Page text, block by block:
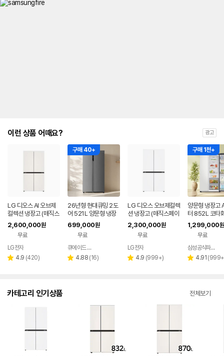
이런 상품 어때요? 광고
LG 디오스 AI 오브제
컬렉션 냉장고 (매직스
페이스) T876MEE1
H1
2,600,000원
무료
LG전자
별 4.9 리
(420)
구매 40+
26년형 현대큐밍 2도
어 521L 양문형 냉장
고 실버 가정용 사무실
QRSE52TSS3Y
699,000원
무료
큐에이드 스토어
별 4.88 리
(16)
LG 디오스 오브제컬렉
션 냉장고 (매직스페이
스) T873MHH111
2,300,000원
무료
LG전자
별 4.9 리
(999+)
구매 1천+
양문형 냉장고
터 852L 코타
1,299,000원
무료
삼성공식파트너 현성전자
별 4.91 리
(999+
카테고리 인기상품 전체보기